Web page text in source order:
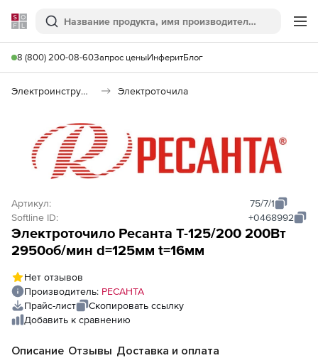
Softline
Поиск
8 (800) 200-08-60Запрос ценыИнферитБлог
Электроинструменты Электроточила
Артикул:
75/7/1
Softline ID:
+0468992
Электроточило Ресанта Т-125/200 200Вт
2950об/мин d=125мм t=16мм
Нет отзывов
Производитель: РЕСАНТА
Прайс-лист
Скопировать ссылку
Добавить к сравнению
Описание Отзывы Доставка и оплата